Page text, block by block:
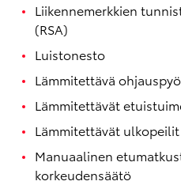
Liikennemerkkien
(RSA)
Luistonesto
Lämmitettävä
Lämmitettävät
Lämmitettävät ulkopeilit
Manuaalinen
korkeudensäätö